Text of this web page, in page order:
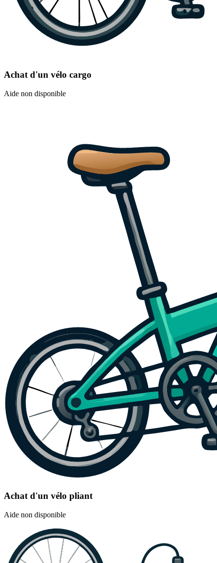
Achat d'un vélo cargo
Aide non disponible
Achat d'un vélo pliant
Aide non disponible